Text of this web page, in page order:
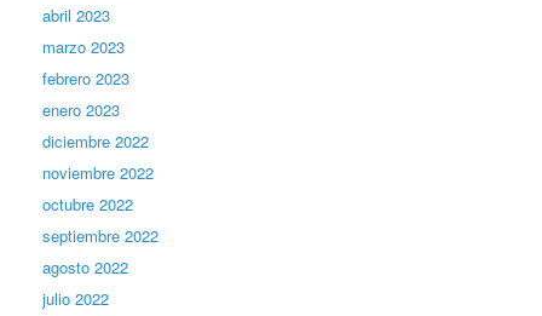
abril 2023
marzo 2023
febrero 2023
enero 2023
diciembre 2022
noviembre 2022
octubre 2022
septiembre 2022
agosto 2022
julio 2022